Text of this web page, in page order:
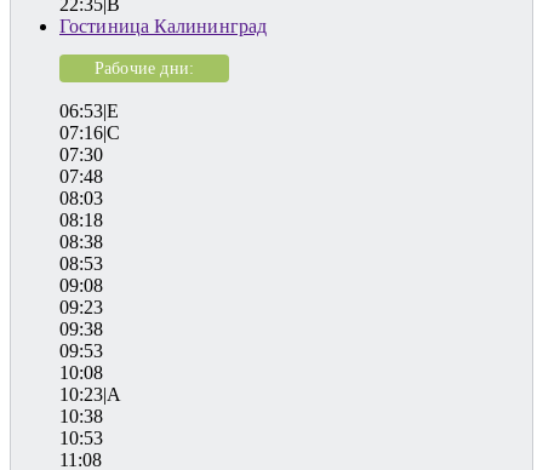
Гостиница Калининград
Рабочие дни:
06:53|E
07:16|C
07:30
07:48
08:03
08:18
08:38
08:53
09:08
09:23
09:38
09:53
10:08
10:23|A
10:38
10:53
11:08